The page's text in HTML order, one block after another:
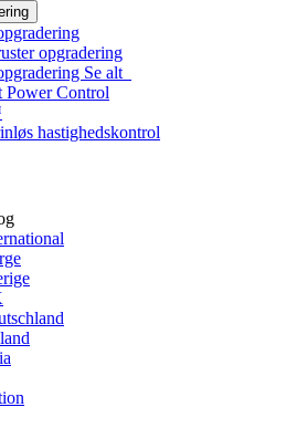
opgradering
Se alt
Power Control
hastighedskontrol